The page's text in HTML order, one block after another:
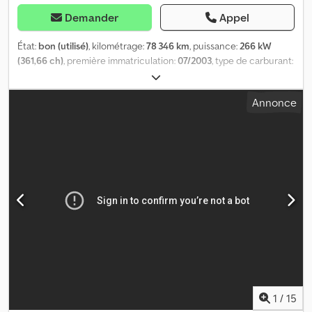
Demander Appel
État: bon (utilisé), kilométrage:78 346 km, puissance:266 kW
(361,66 ch), première immatriculation:07/2003, type de carburant:
385/65 22.5
6x4, empattement:4 600 mm, carburant:diesel, cabine
automatique,
2003
, Équipement:
électronique), climatisation, régulateur de vitesse, régulation
Camion-citerne mousse - Canon à eau sur le toit (moniteur
Elkhart) - Canon à eau à l'avant du châssis - Enrouleur de tuyau
Annonce
1 / 15